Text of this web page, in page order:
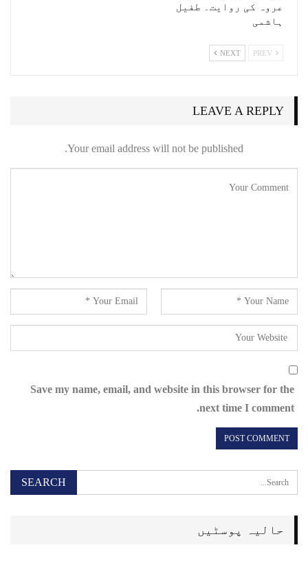
عروہ کی روایت۔ طفیل
ہاشمی
NEXT
LEAVE A REPLY
Your email address will not be published.
Save my name, email, and website in this browser for the
next time I comment.
حالیہ پوسٹیں